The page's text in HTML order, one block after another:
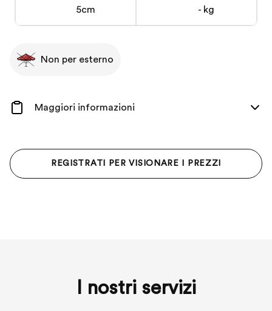
5cm - kg
Non per esterno
Maggiori informazioni
REGISTRATI PER VISIONARE I PREZZI
I nostri servizi